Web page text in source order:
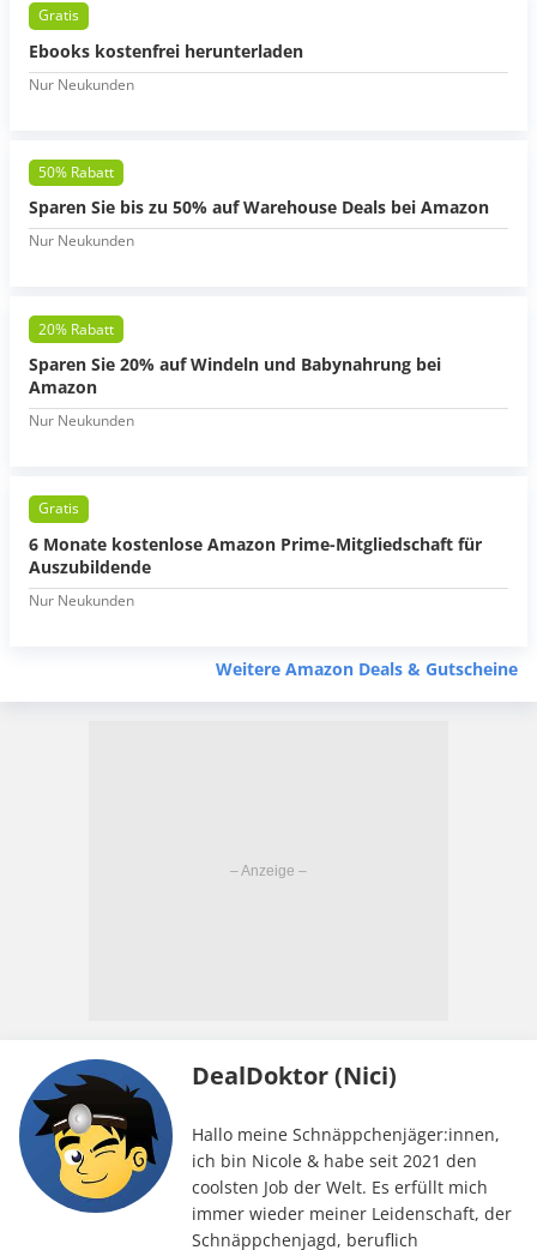
Gratis
Ebooks kostenfrei herunterladen
Nur Neukunden
50% Rabatt
Sparen Sie bis zu 50% auf Warehouse Deals bei Amazon
Nur Neukunden
20% Rabatt
Sparen Sie 20% auf Windeln und Babynahrung bei
Amazon
Nur Neukunden
Gratis
6 Monate kostenlose Amazon Prime-Mitgliedschaft für
Auszubildende
Nur Neukunden
Weitere Amazon Deals & Gutscheine
DealDoktor (Nici)
Hallo meine Schnäppchenjäger:innen,
ich bin Nicole & habe seit 2021 den
coolsten Job der Welt. Es erfüllt mich
immer wieder meiner Leidenschaft, der
Schnäppchenjagd, beruflich